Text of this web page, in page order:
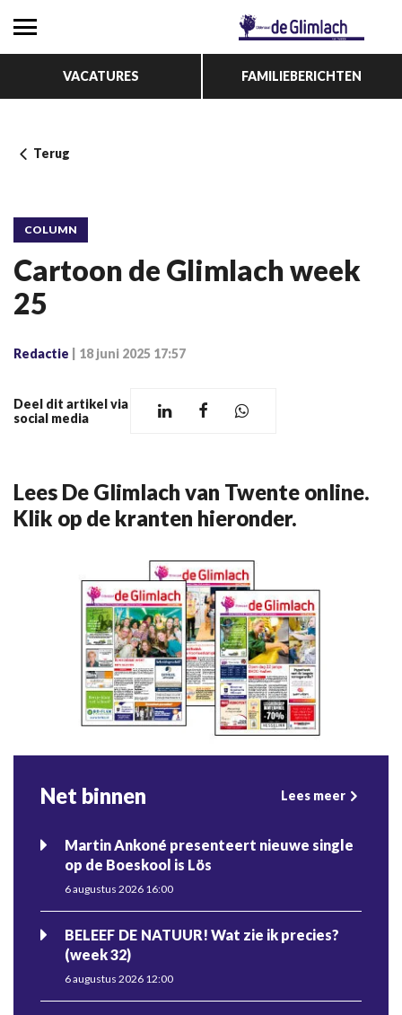
VACATURES FAMILIEBERICHTEN
Terug
COLUMN
Cartoon de Glimlach week
25
Redactie 18 juni 2025 17:57
Deel dit artikel via
social media
Lees De Glimlach van Twente online.
Klik op de kranten hieronder.
Net binnen Lees meer
Martin Ankoné presenteert nieuwe single
op de Boeskool is Lös
6 augustus 2026 16:00
BELEEF DE NATUUR! Wat zie ik precies?
(week 32)
6 augustus 2026 12:00